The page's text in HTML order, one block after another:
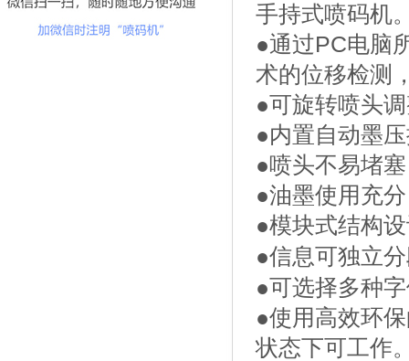
手持式喷码机
●通过PC电脑
术的位移检测
●可旋转喷头
●内置自动墨
●喷头不易堵
●油墨使用充
●模块式结构
●信息可独立
●可选择多种
●使用高效环
状态下可工作